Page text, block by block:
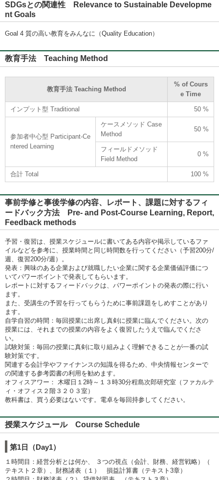
SDGsとの関連性 Relevance to Sustainable Developme
nt Goals
Goal 4 質の高い教育をみんなに（Quality Education）
教育手法 Teaching Method
教育手法 Teaching Method
% of Cours
e Time
インプット型 Traditional 50 %
参加者中心型 Participant-Ce
ntered Learning
ケースメソッド Case
Method
50 %
フィールドメソッド
Field Method
0 %
合計 Total 100 %
事前学修と事後学修の内容、レポート、課題に対するフィ
ードバック方法 Pre- and Post-Course Learning, Report,
Feedback methods
予習・復習は、授業スケジュールに書いてある内容や掲示しているファ
イルなどを参考に、授業時間と同じ時間数を行ってください（予習200分/
週、復習200分/週）。
発表：興味のある企業および就職したい企業に関する企業価値評価につ
いてパワーポイントで発表してもらいます。
レポートに対するフィードバックは、パワーポイントの発表の際に行い
ます。
また、受講生の予習を行ってもらうために事前課題をしめすことがあり
ます。
自学自習の時間：毎回授業に出席し真剣に授業に臨んでください。次の
授業には、それまでの授業の内容をよく復習したうえで臨んでくださ
い。
試験対策：毎回の授業に真剣に取り組みよく理解できることが一番の試
験対策です。
関連する会計学やファイナンスの知識を得るため、中央情報センターで
の関連する参考図書の利用を勧めます。
オフィスアワー： 木曜日１2時～１３時30分程島次郎研究室（ファカルテ
ィ・オフィス２階３２０３室）
教科書は、買う必要はないです。電卓を毎回持参してください。
授業スケジュール Course Schedule
第1日（Day1）
１時間目：経営分析とは何か、 ３つの視点（会計、財務、経営戦略）（
テキスト２章）、財務諸表（１） 損益計算書（テキスト3章）